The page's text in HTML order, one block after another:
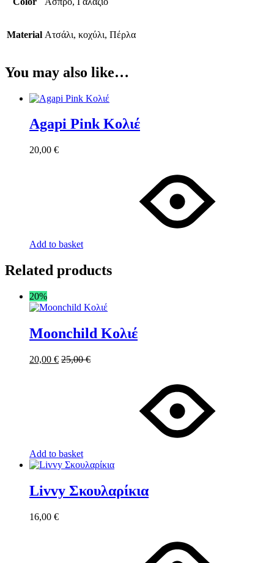
Material Ατσάλι, κοχύλι, Πέρλα
You may also like…
Agapi Pink Κολιέ
20,00 €
Add to basket
Related products
20%
Moonchild Κολιέ
20,00 € 25,00€
Add to basket
Livvy Σκουλαρίκια
16,00 €